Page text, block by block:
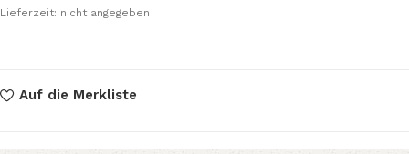
Lieferzeit: nicht angegeben
Auf die Merkliste